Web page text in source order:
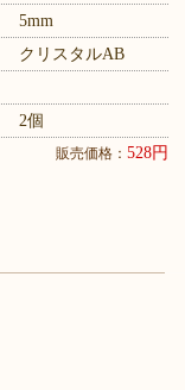
5mm
クリスタルAB
2個
販売価格： 528円